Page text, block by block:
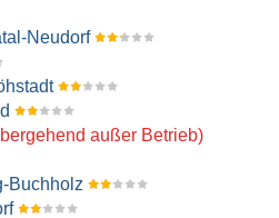
Neudorf
außer Betrieb)
Buchholz